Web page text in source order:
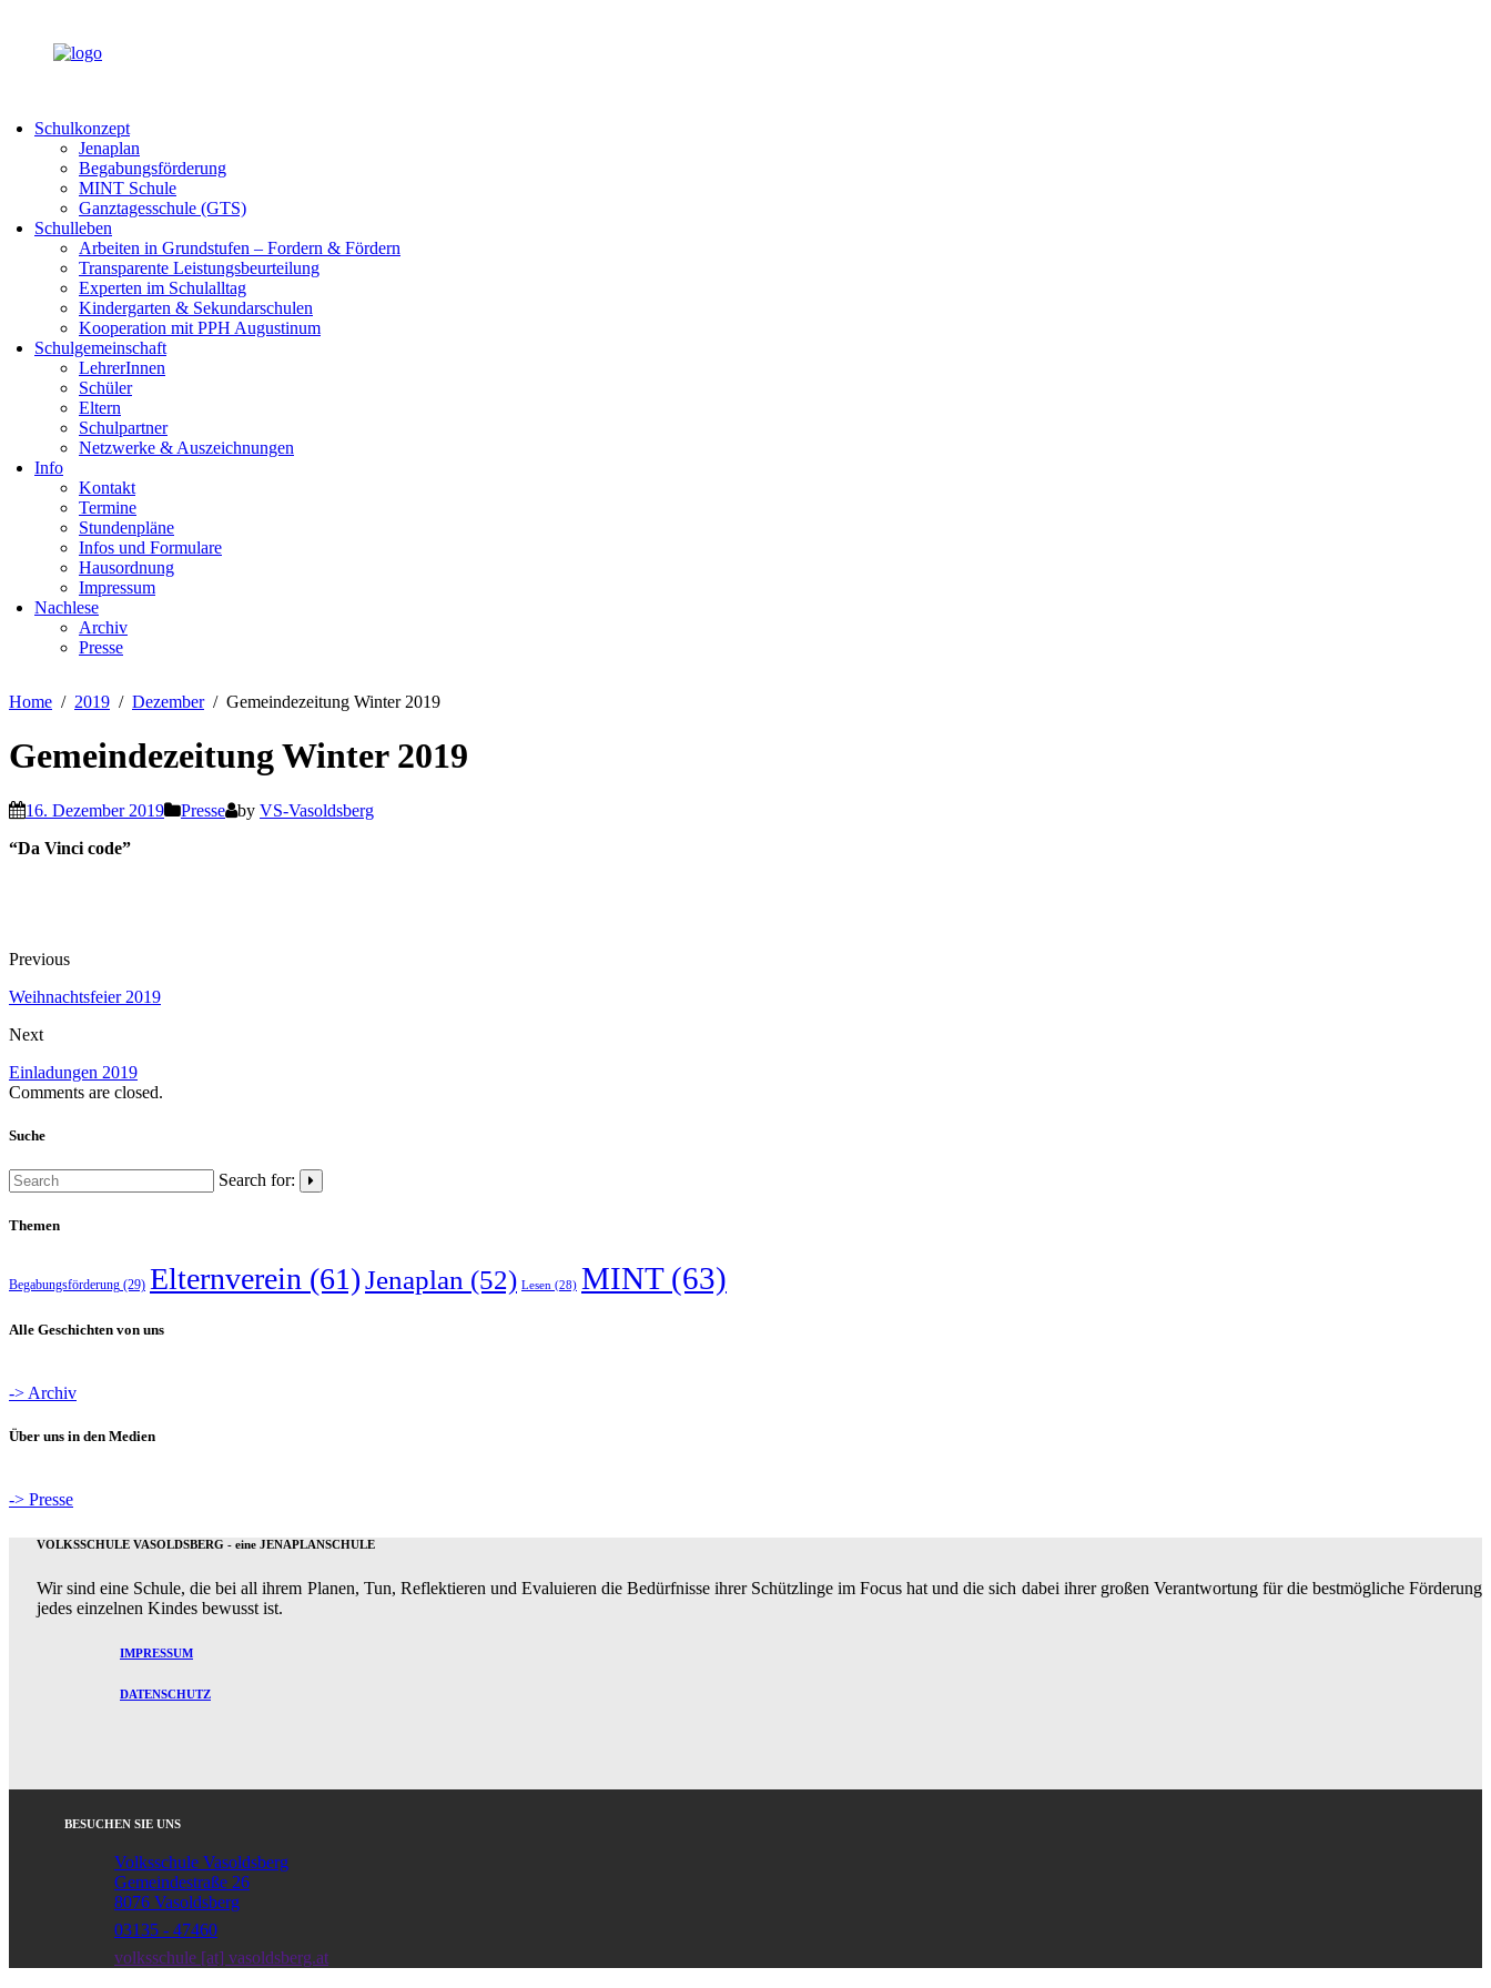
Schulkonzept
Jenaplan
Begabungsförderung
MINT Schule
Ganztagesschule (GTS)
Schulleben
Arbeiten in Grundstufen – Fordern & Fördern
Transparente Leistungsbeurteilung
Experten im Schulalltag
Kindergarten & Sekundarschulen
Kooperation mit PPH Augustinum
Schulgemeinschaft
LehrerInnen
Schüler
Eltern
Schulpartner
Netzwerke & Auszeichnungen
Info
Kontakt
Termine
Stundenpläne
Infos und Formulare
Hausordnung
Impressum
Nachlese
Archiv
Presse
Home 2019 Dezember Gemeindezeitung Winter 2019
Gemeindezeitung Winter 2019
16. Dezember 2019 Presse by VS-Vasoldsberg
“Da Vinci code”
Previous
Weihnachtsfeier 2019
Next
Einladungen 2019
Comments are closed.
Suche
Search for:
Themen
Begabungsförderung (29) Elternverein (61)Jenaplan (52) Lesen (28) MINT(63)
Alle Geschichten von uns
-> Archiv
Über uns in den Medien
-> Presse
VOLKSSCHULE VASOLDSBERG - eine JENAPLANSCHULE
Wir sind eine Schule, die bei all ihrem Planen, Tun, Reflektieren und Evaluieren die Bedürfnisse ihrer Schützlinge im Focus hat und die sich dabei ihrer großen Verantwortung für die bestmögliche Förderung
jedes einzelnen Kindes bewusst ist.
IMPRESSUM
DATENSCHUTZ
BESUCHEN SIE UNS
Volksschule Vasoldsberg
Gemeindestraße 26
8076 Vasoldsberg
03135 - 47460
volksschule [at] vasoldsberg.at